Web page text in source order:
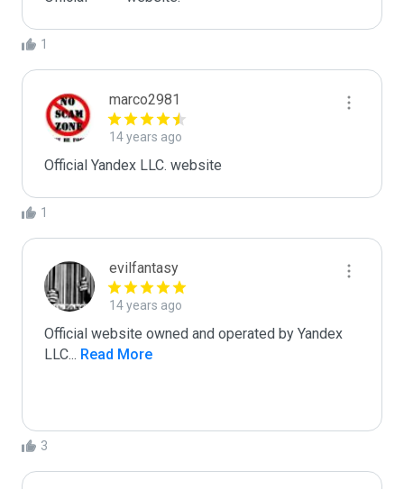
1
marco2981
14 years ago
Official Yandex LLC. website
1
evilfantasy
14 years ago
Official website owned and operated by Yandex
LLC... Read More
3